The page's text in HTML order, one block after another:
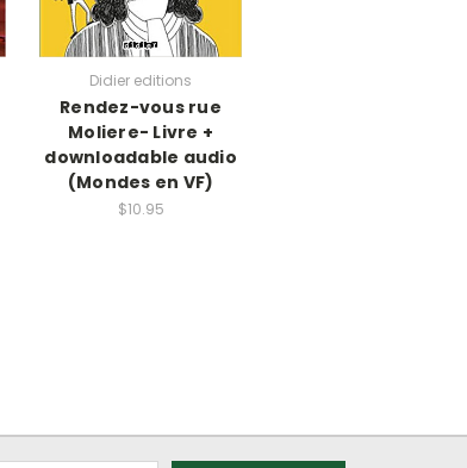
Didier editions
Rendez-vous rue
Moliere- Livre +
downloadable audio
(Mondes en VF)
$10.95